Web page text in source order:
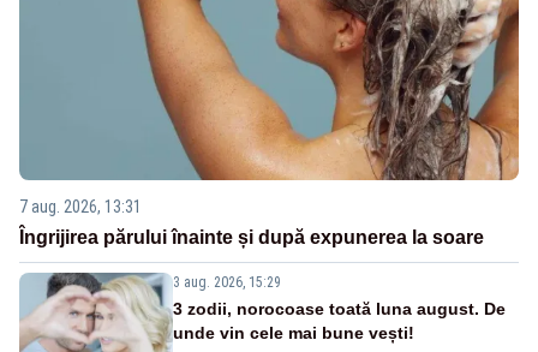
7 aug. 2026, 13:31
Îngrijirea părului înainte și după expunerea la soare
3 aug. 2026, 15:29
3 zodii, norocoase toată luna august. De
unde vin cele mai bune vești!